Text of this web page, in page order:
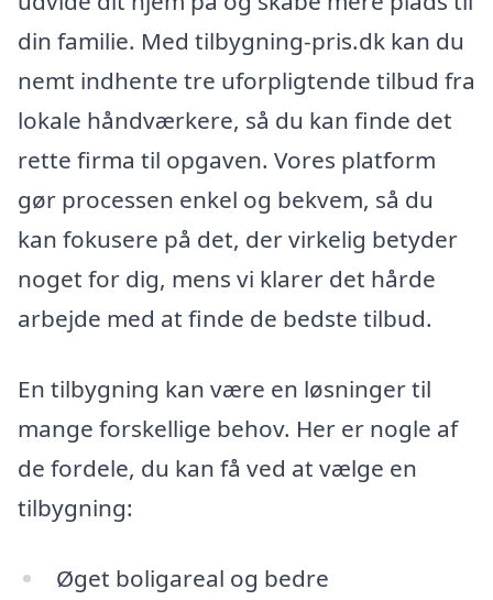
din familie. Med tilbygning-pris.dk kan du
nemt indhente tre uforpligtende tilbud fra
lokale håndværkere, så du kan finde det
rette firma til opgaven. Vores platform
gør processen enkel og bekvem, så du
kan fokusere på det, der virkelig betyder
noget for dig, mens vi klarer det hårde
arbejde med at finde de bedste tilbud.
En tilbygning kan være en løsninger til
mange forskellige behov. Her er nogle af
de fordele, du kan få ved at vælge en
tilbygning:
Øget boligareal og bedre